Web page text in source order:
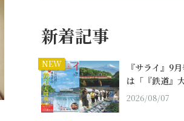
新着記事
NEW
『サライ』9
は「『鉄道』
2026/08/07